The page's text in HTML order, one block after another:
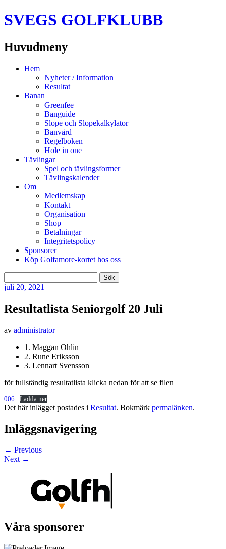
SVEGS GOLFKLUBB
Huvudmeny
HoppaHem
Nyheter / Information
Resultat
Banan
Greenfee
Banguide
Slope och Slopekalkylator
Banvård
Regelboken
Hole in one
Tävlingar
Spel och tävlingsformer
Tävlingskalender
Om
Medlemskap
Kontakt
Organisation
Shop
Betalningar
Integritetspolicy
Sponsorer
Köp Golfamore-kortet hos oss
efter:
juli 20, 2021
Resultatlista Seniorgolf 20 Juli
av administrator
1. Maggan Ohlin
2. Rune Eriksson
3. Lennart Svensson
för fullständig resultatlista klicka nedan för att se filen
006 Ladda ner
Det här inlägget postades i Resultat. Bokmärk permalänken.
Inläggsnavigering
← Previous
Next →
Våra sponsorer